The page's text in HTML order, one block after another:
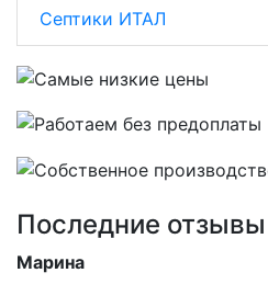
Септики ИТАЛ
Последние отзывы
Марина